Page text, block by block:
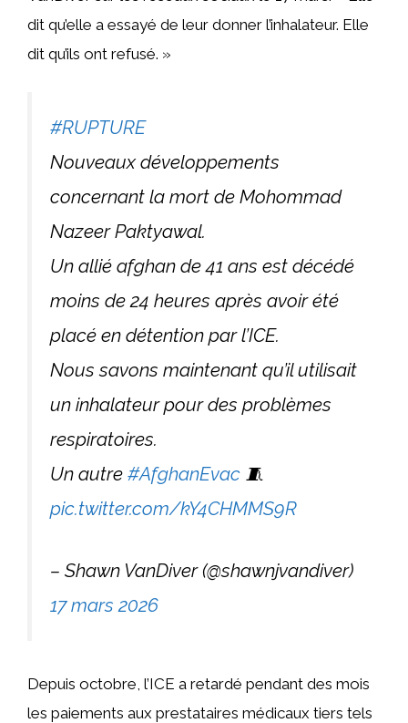
dit qu’elle a essayé de leur donner l’inhalateur. Elle
dit qu’ils ont refusé. »
#RUPTURE
Nouveaux développements
concernant la mort de Mohommad
Nazeer Paktyawal.
Un allié afghan de 41 ans est décédé
moins de 24 heures après avoir été
placé en détention par l’ICE.
Nous savons maintenant qu’il utilisait
un inhalateur pour des problèmes
respiratoires.
Un autre #AfghanEvac 🧵
pic.twitter.com/kY4CHMMS9R
– Shawn VanDiver (@shawnjvandiver)
17 mars 2026
Depuis octobre, l’ICE a retardé pendant des mois
les paiements aux prestataires médicaux tiers tels